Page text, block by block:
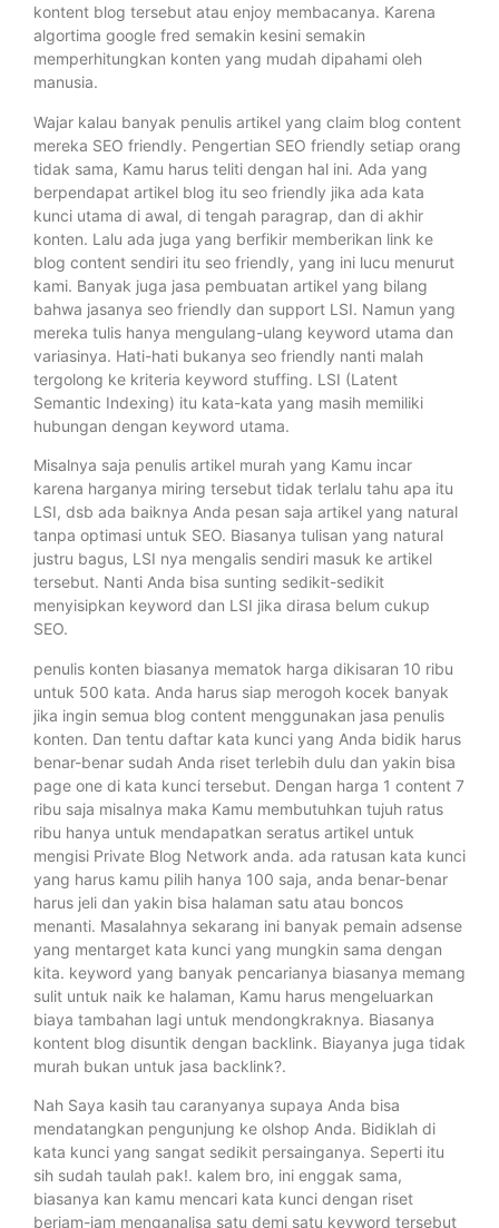
kontent blog tersebut atau enjoy membacanya. Karena
algortima google fred semakin kesini semakin
memperhitungkan konten yang mudah dipahami oleh
manusia.
Wajar kalau banyak penulis artikel yang claim blog content
mereka SEO friendly. Pengertian SEO friendly setiap orang
tidak sama, Kamu harus teliti dengan hal ini. Ada yang
berpendapat artikel blog itu seo friendly jika ada kata
kunci utama di awal, di tengah paragrap, dan di akhir
konten. Lalu ada juga yang berfikir memberikan link ke
blog content sendiri itu seo friendly, yang ini lucu menurut
kami. Banyak juga jasa pembuatan artikel yang bilang
bahwa jasanya seo friendly dan support LSI. Namun yang
mereka tulis hanya mengulang-ulang keyword utama dan
variasinya. Hati-hati bukanya seo friendly nanti malah
tergolong ke kriteria keyword stuffing. LSI (Latent
Semantic Indexing) itu kata-kata yang masih memiliki
hubungan dengan keyword utama.
Misalnya saja penulis artikel murah yang Kamu incar
karena harganya miring tersebut tidak terlalu tahu apa itu
LSI, dsb ada baiknya Anda pesan saja artikel yang natural
tanpa optimasi untuk SEO. Biasanya tulisan yang natural
justru bagus, LSI nya mengalis sendiri masuk ke artikel
tersebut. Nanti Anda bisa sunting sedikit-sedikit
menyisipkan keyword dan LSI jika dirasa belum cukup
SEO.
penulis konten biasanya mematok harga dikisaran 10 ribu
untuk 500 kata. Anda harus siap merogoh kocek banyak
jika ingin semua blog content menggunakan jasa penulis
konten. Dan tentu daftar kata kunci yang Anda bidik harus
benar-benar sudah Anda riset terlebih dulu dan yakin bisa
page one di kata kunci tersebut. Dengan harga 1 content 7
ribu saja misalnya maka Kamu membutuhkan tujuh ratus
ribu hanya untuk mendapatkan seratus artikel untuk
mengisi Private Blog Network anda. ada ratusan kata kunci
yang harus kamu pilih hanya 100 saja, anda benar-benar
harus jeli dan yakin bisa halaman satu atau boncos
menanti. Masalahnya sekarang ini banyak pemain adsense
yang mentarget kata kunci yang mungkin sama dengan
kita. keyword yang banyak pencarianya biasanya memang
sulit untuk naik ke halaman, Kamu harus mengeluarkan
biaya tambahan lagi untuk mendongkraknya. Biasanya
kontent blog disuntik dengan backlink. Biayanya juga tidak
murah bukan untuk jasa backlink?.
Nah Saya kasih tau caranyanya supaya Anda bisa
mendatangkan pengunjung ke olshop Anda. Bidiklah di
kata kunci yang sangat sedikit persainganya. Seperti itu
sih sudah taulah pak!. kalem bro, ini enggak sama,
biasanya kan kamu mencari kata kunci dengan riset
berjam-jam menganalisa satu demi satu keyword tersebut